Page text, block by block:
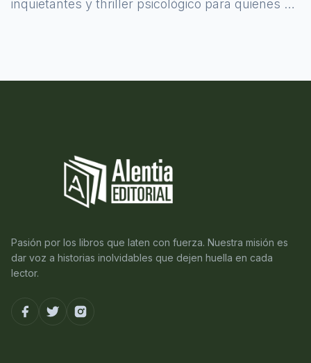
inquietantes y thriller psicológico para quienes se
Pasión por los libros que laten con fuerza. Nuestra misión es
dar voz a historias inolvidables que dejen huella en cada
lector.